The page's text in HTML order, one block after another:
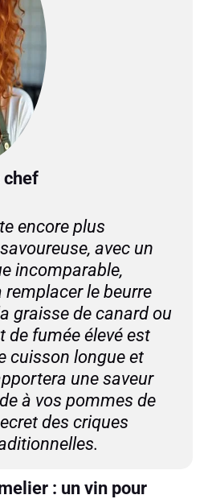
chef
encore plus
avec un
incomparable,
remplacer le beurre
graisse de canard ou
de fumée élevé est
cuisson longue et
une saveur
à vos pommes de
des criques
: un vin pour